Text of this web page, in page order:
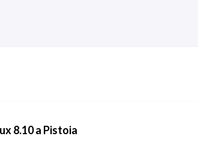
8.10 a Pistoia